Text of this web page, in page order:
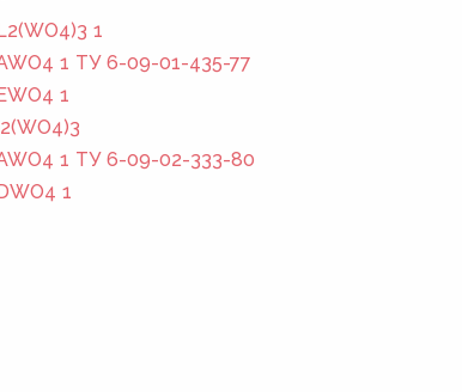
1
1 ТУ 6-09-01-435-77
1
1 ТУ 6-09-02-333-80
1